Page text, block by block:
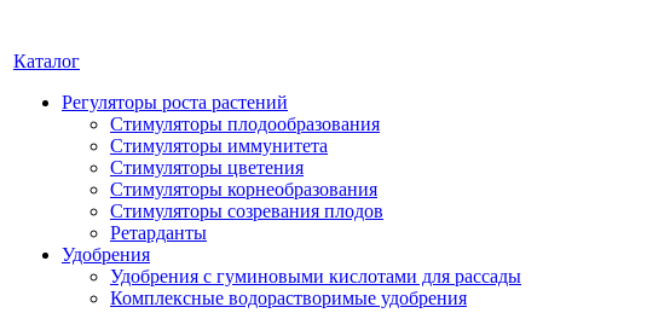
Каталог
Регуляторы роста растений
Стимуляторы плодообразования
Стимуляторы иммунитета
Стимуляторы цветения
Стимуляторы корнеобразования
Стимуляторы созревания плодов
Ретарданты
Удобрения
Удобрения с гуминовыми кислотами для рассады
Комплексные водорастворимые удобрения